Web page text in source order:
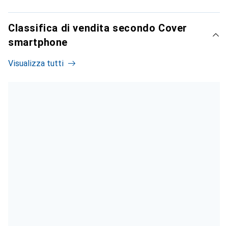
Classifica di vendita secondo Cover
smartphone
Visualizza tutti